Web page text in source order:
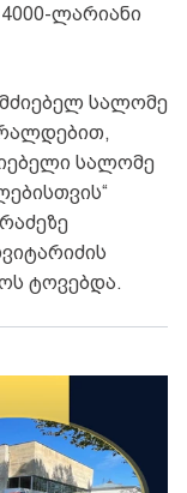
ლარიანი
სალომე
სალომე
ტოვებდა.